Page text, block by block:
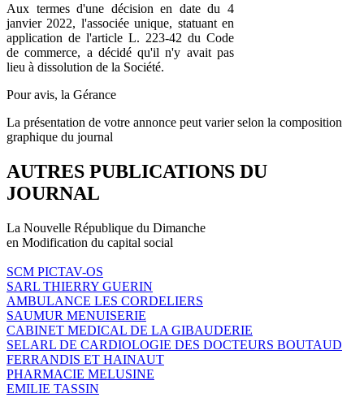
Aux termes d'une décision en date du 4
janvier 2022, l'associée unique, statuant en
application de l'article L. 223-42 du Code
de commerce, a décidé qu'il n'y avait pas
lieu à dissolution de la Société.
Pour avis, la Gérance
La présentation de votre annonce peut varier selon la composition
graphique du journal
AUTRES PUBLICATIONS DU
JOURNAL
La Nouvelle République du Dimanche
en Modification du capital social
SCM PICTAV-OS
SARL THIERRY GUERIN
AMBULANCE LES CORDELIERS
SAUMUR MENUISERIE
CABINET MEDICAL DE LA GIBAUDERIE
SELARL DE CARDIOLOGIE DES DOCTEURS BOUTAUD
FERRANDIS ET HAINAUT
PHARMACIE MELUSINE
EMILIE TASSIN